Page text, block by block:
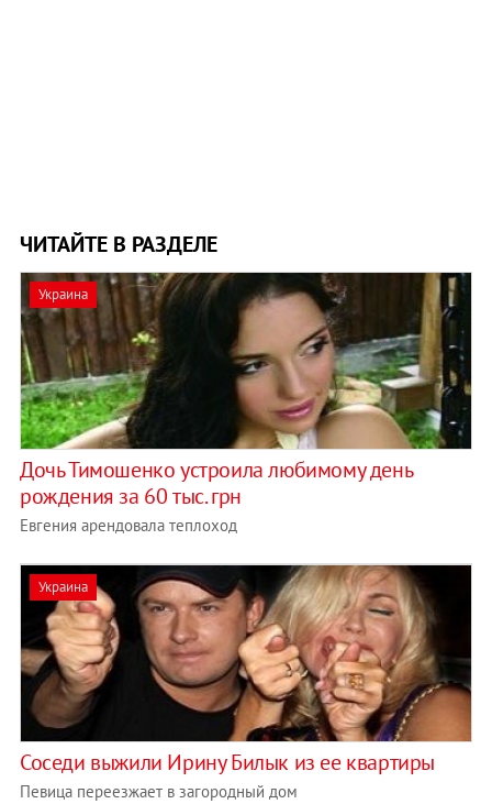
ЧИТАЙТЕ В РАЗДЕЛЕ
Украина
Дочь Тимошенко устроила любимому день
рождения за 60 тыс. грн
Евгения арендовала теплоход
Украина
Соседи выжили Ирину Билык из ее квартиры
Певица переезжает в загородный дом